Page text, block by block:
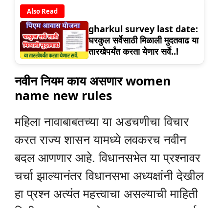
Also Read
gharkul survey last date:
घरकुल सर्वेसाठी मिळाली मुदतवाढ या
तारखेपर्यंत करता येणार सर्वे..!
नवीन नियम काय असणार women
name new rules
महिला नावाबाबतच्या या अडचणीचा विचार
करत राज्य शासन यामध्ये लवकरच नवीन
बदल आणणार आहे. विधानसभेत या प्रश्नावर
चर्चा झाल्यानंतर विधानसभा अध्यक्षांनी देखील
हा प्रश्न अत्यंत महत्त्वाचा असल्याची माहिती